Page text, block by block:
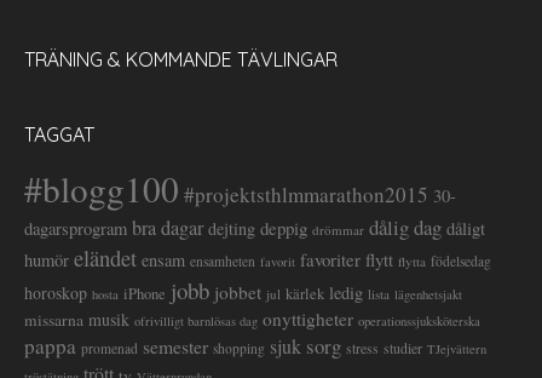
TRÄNING & KOMMANDE TÄVLINGAR
TAGGAT
#blogg100 #projektsthlmmarathon2015 30-
dagarsprogram bra dagar dejting deppig drömmar dålig dag dåligt
humör eländet ensam ensamheten favorit favoriter flytt flytta födelsedag
horoskop hosta iPhone jobb jobbet jul kärlek ledig lista lägenhetsjakt
missarna musik ofrivilligt barnlösas dag onyttigheter operationssjuksköterska
pappa promenad semester shopping sjuk sorg stress studier TJejvättern